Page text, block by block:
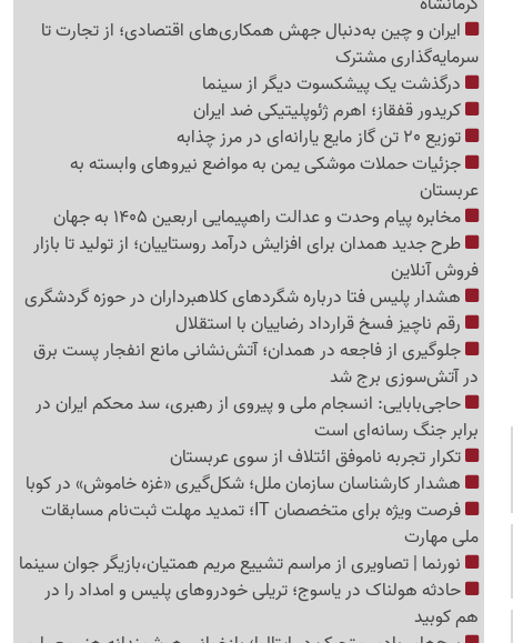
ایران و چین به‌دنبال جهش همکاری‌های اقتصادی؛ از تجارت تا
سرمایه‌گذاری مشترک
درگذشت یک پیشکسوت دیگر از سینما
کریدور قفقاز؛ اهرم ژئوپلیتیکی ضد ایران
توزیع 20 تن گاز مایع یارانه‌ای در مرز چذابه
جزئیات حملات موشکی یمن به مواضع نیروهای وابسته به
عربستان
مخابره پیام وحدت و عدالت راهپیمایی اربعین 1405 به جهان
طرح جدید همدان برای افزایش درآمد روستاییان؛ از تولید تا بازار
فروش آنلاین
هشدار پلیس فتا درباره شگردهای کلاهبرداران در حوزه گردشگری
رقم ناچیز فسخ قرارداد رضاییان با استقلال
جلوگیری از فاجعه در همدان؛ آتش‌نشانی مانع انفجار پست برق
در آتش‌سوزی برج شد
حاجی‌بابایی: انسجام ملی و پیروی از رهبری، سد محکم ایران در
برابر جنگ رسانه‌ای است
تکرار تجربه ناموفق ائتلاف از سوی عربستان
هشدار کارشناسان سازمان ملل؛ شکل‌گیری «غزه‌ خاموش» در کوبا
فرصت ویژه برای متخصصان IT؛ تمدید مهلت ثبت‌نام مسابقات
ملی مهارت
نورنما | تصاویری از مراسم تشییع مریم همتیان،بازیگر جوان سینما
حادثه هولناک در یاسوج؛ تریلی خودروهای پلیس و امداد را در
هم کوبید